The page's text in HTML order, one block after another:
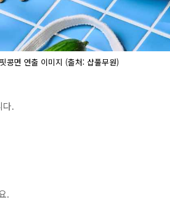
콩면 연출 이미지 (출처: 샵풀무원)
다.
.